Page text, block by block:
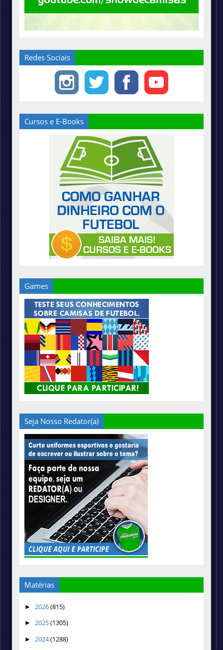
Redes Sociais
Cursos e E-Books
Games
Seja Nosso Redator(a)
Matérias
► 2026(815)
► 2025(1305)
► 2024(1288)